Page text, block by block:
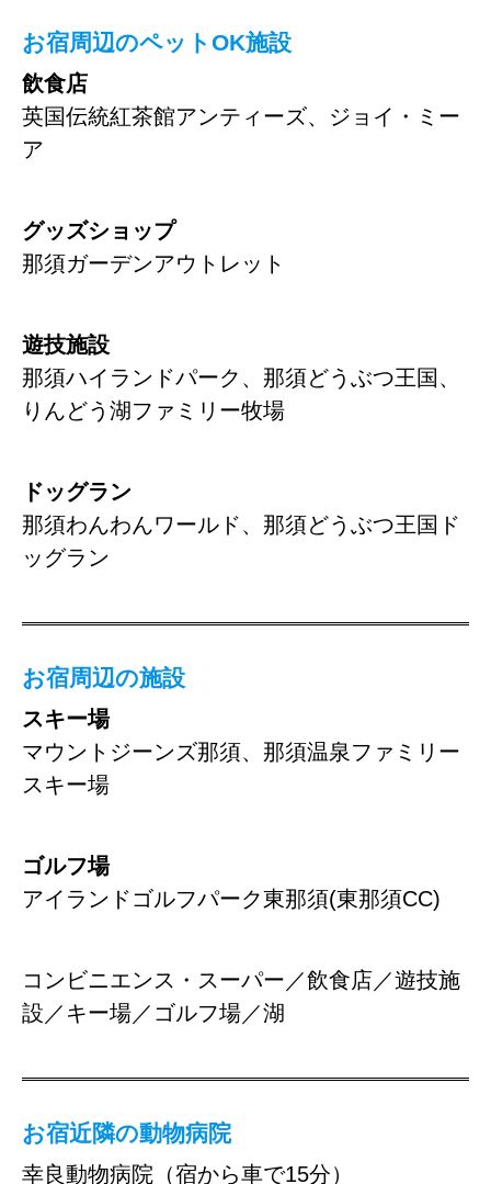
お宿周辺のペットOK施設
飲食店
英国伝統紅茶館アンティーズ、ジョイ・ミー
ア
グッズショップ
那須ガーデンアウトレット
遊技施設
那須ハイランドパーク、那須どうぶつ王国、
りんどう湖ファミリー牧場
ドッグラン
那須わんわんワールド、那須どうぶつ王国ド
ッグラン
お宿周辺の施設
スキー場
マウントジーンズ那須、那須温泉ファミリー
スキー場
ゴルフ場
アイランドゴルフパーク東那須(東那須CC)
コンビニエンス・スーパー／飲食店／遊技施
設／キー場／ゴルフ場／湖
お宿近隣の動物病院
幸良動物病院（宿から車で15分）